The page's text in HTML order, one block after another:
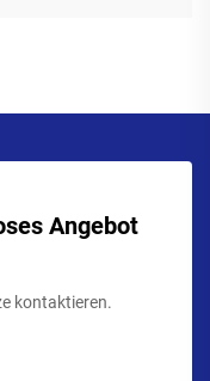
Angebot
kontaktieren.